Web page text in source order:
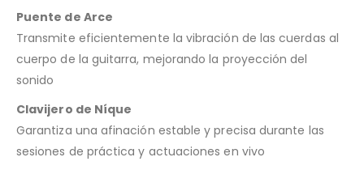
Puente de Arce
Transmite eficientemente la vibración de las cuerdas al
cuerpo de la guitarra, mejorando la proyección del
sonido
Clavijero de Níque
Garantiza una afinación estable y precisa durante las
sesiones de práctica y actuaciones en vivo